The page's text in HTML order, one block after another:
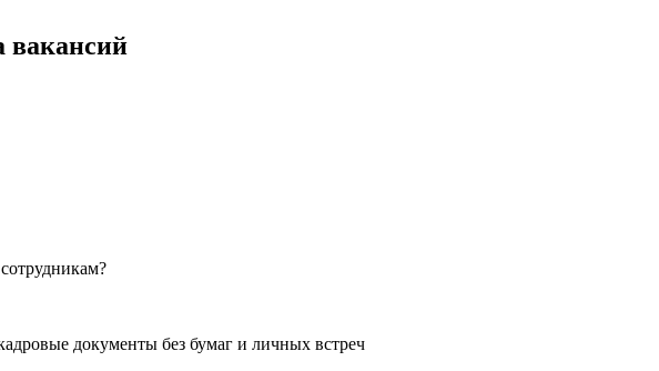
вакансий
документы без бумаг и личных встреч